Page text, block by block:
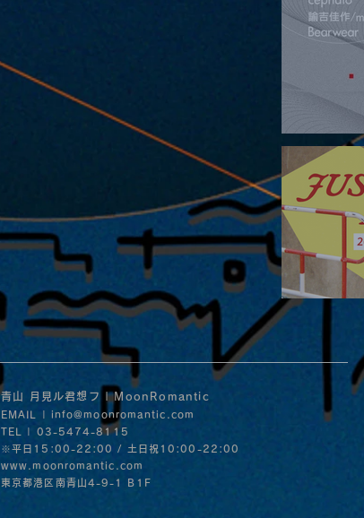
2026.08.16 |【観
2026.08.19 |【観覧
青山 月見ル君想フ | MoonRomantic
EMAIL |
info@moonromantic.com
TEL | 03-5474-8115
※平日15:00-22:00 / 土日祝10:00-22:00
www.moonromantic.com
​東京都港区南青山4-9-1 B1F